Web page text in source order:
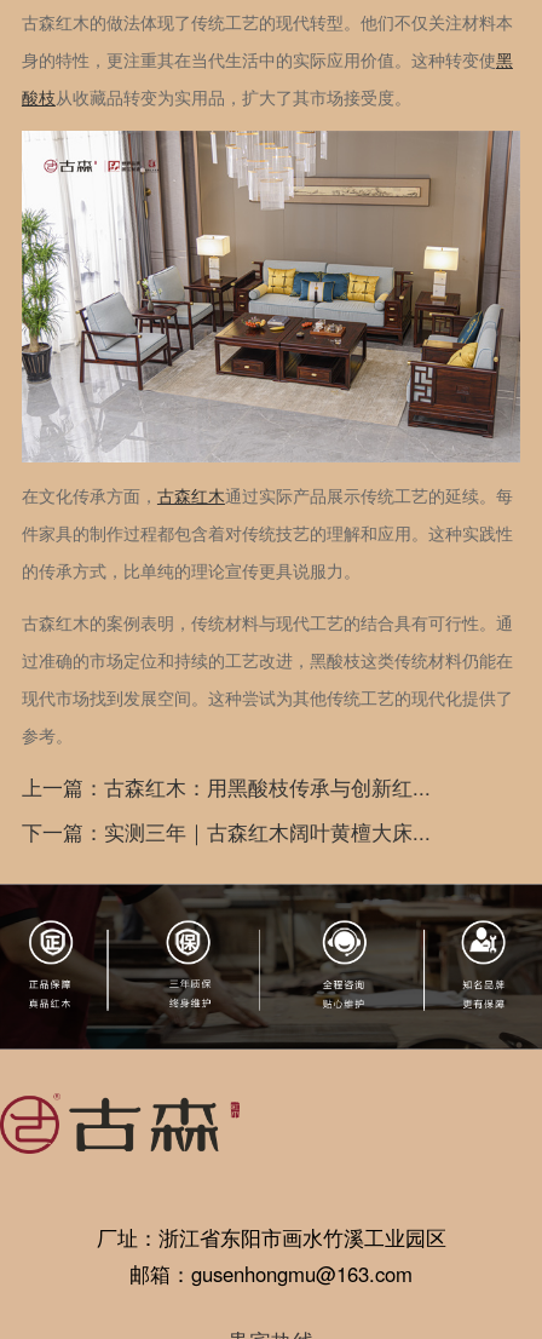
古森红木的做法体现了传统工艺的现代转型。他们不仅关注材料本
身的特性，更注重其在当代生活中的实际应用价值。这种转变使黑
酸枝 从收藏品转变为实用品，扩大了其市场接受度。
在文化传承方面， 古森红木通过实际产品展示传统工艺的延续。每
件家具的制作过程都包含着对传统技艺的理解和应用。这种实践性
的传承方式，比单纯的理论宣传更具说服力。
古森红木的案例表明，传统材料与现代工艺的结合具有可行性。通
过准确的市场定位和持续的工艺改进，黑酸枝这类传统材料仍能在
现代市场找到发展空间。这种尝试为其他传统工艺的现代化提供了
参考。
上一篇：古森红木：用黑酸枝传承与创新红...
下一篇：实测三年｜古森红木阔叶黄檀大床...
厂址：浙江省东阳市画水竹溪工业园区
邮箱：gusenhongmu@163.com